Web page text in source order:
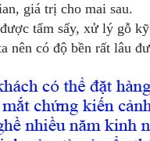
giá trị cho mai sau.
tẩm sấy, xử lý gỗ
nên có độ bền rất lâu